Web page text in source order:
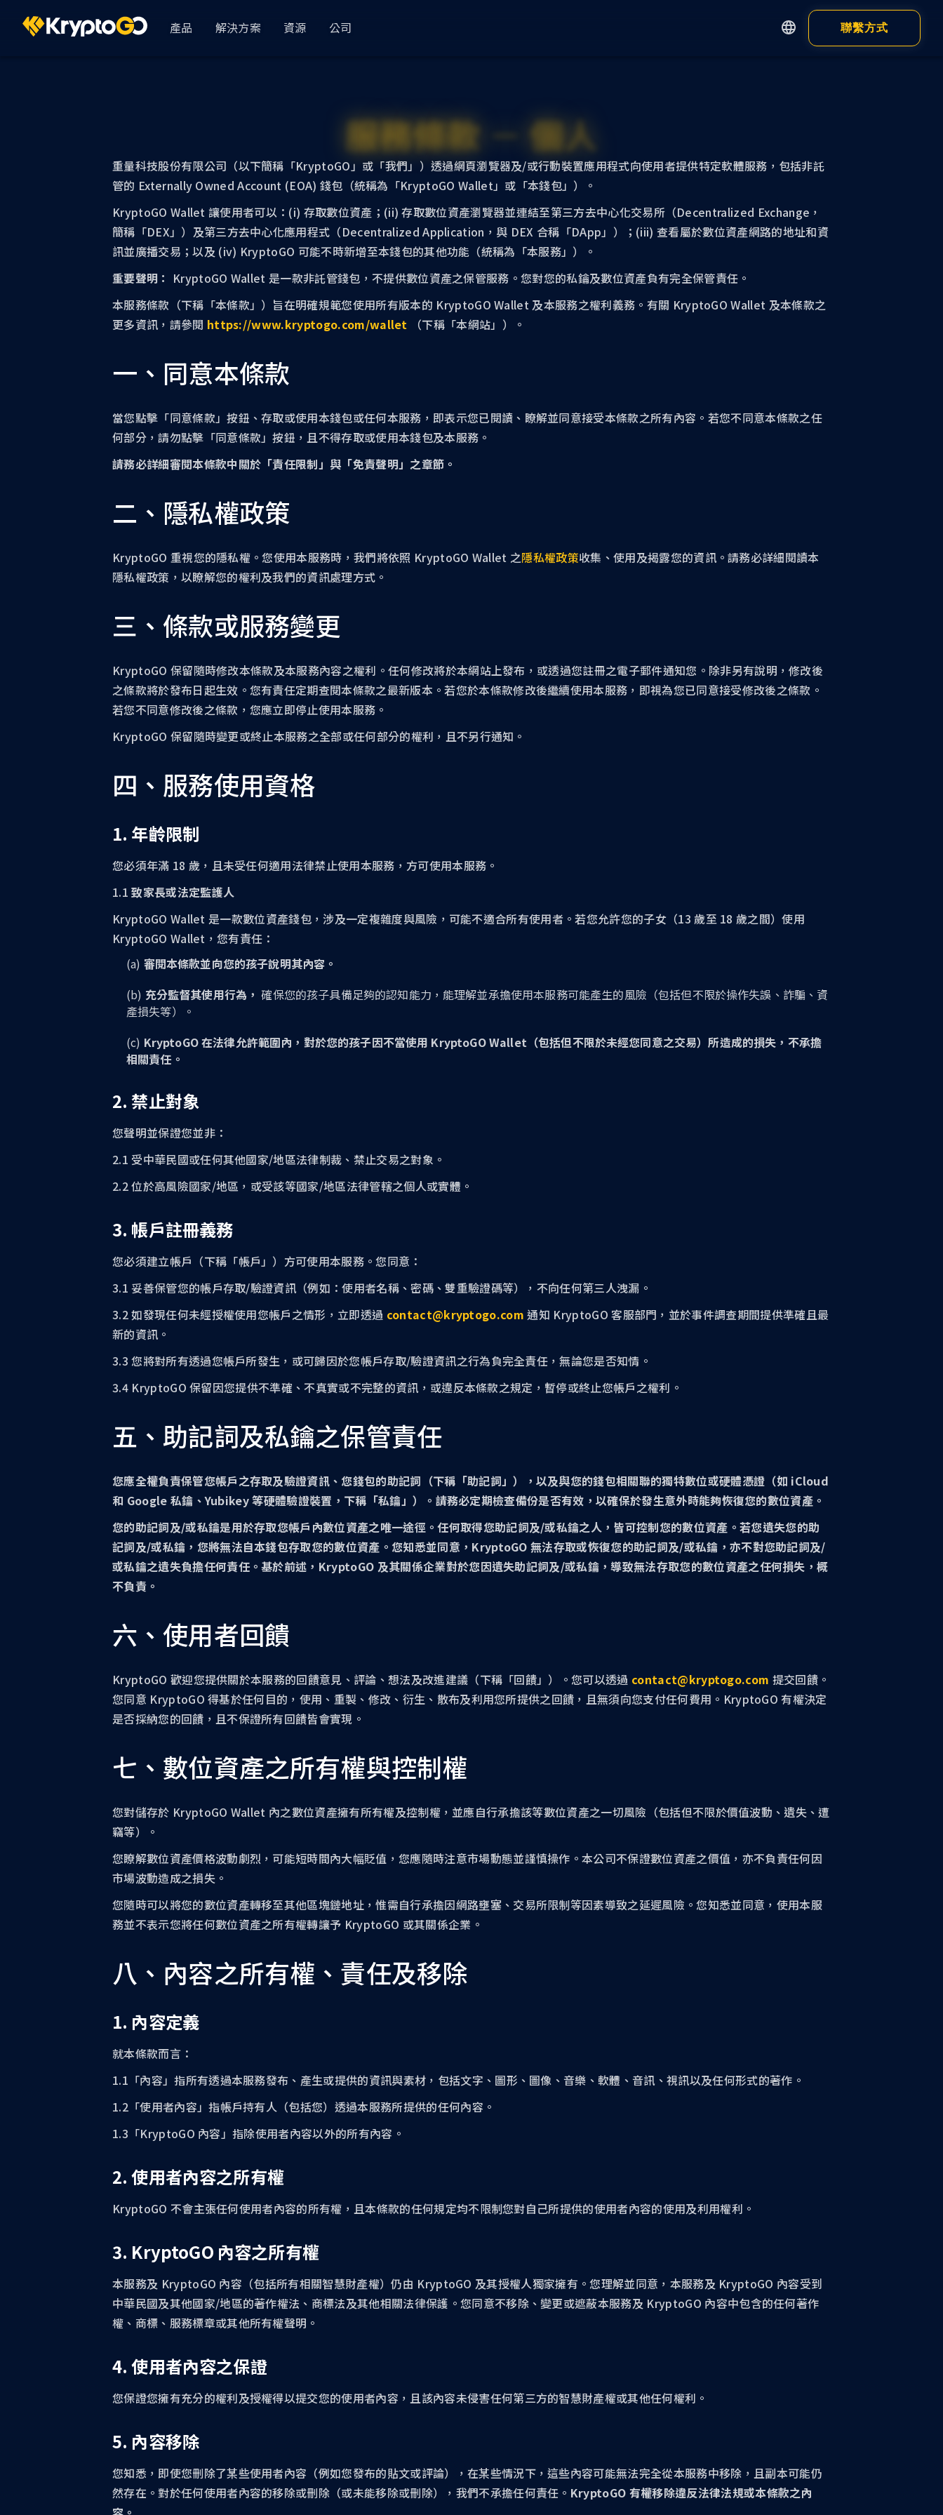
產品
AssetPro 金流管理
品牌錢包服務
錢包 SDK
錢包 API
代幣分析
NFT
NFT 發行工具
合規進階版
合規輕量版
合規模組 API
KYC 網站工具
解決方案
DeFi
Web3 金流管理
Web3 商城
顯示全部
資源
部落格
文件
媒體
狀態
更新日誌
KryptoGO 錢包
藍圖
支援中心
公司
關於我們
合作夥伴
最新消息
客戶
隱私權
使用條款（企業）
使用條款（個人）
聯繫方式
服務條款 － 個人
重量科技股份有限公司（以下簡稱「KryptoGO」或「我們」）透過網頁瀏覽器及/或行動裝置應用程式向使用者提供特定軟體服務，包括非託
管的 Externally Owned Account (EOA) 錢包（統稱為「KryptoGO Wallet」或「本錢包」）。
KryptoGO Wallet 讓使用者可以：(i) 存取數位資產；(ii) 存取數位資產瀏覽器並連結至第三方去中心化交易所（Decentralized Exchange，
簡稱「DEX」）及第三方去中心化應用程式（Decentralized Application，與 DEX 合稱「DApp」）；(iii) 查看屬於數位資產網路的地址和資
訊並廣播交易；以及 (iv) KryptoGO 可能不時新增至本錢包的其他功能（統稱為「本服務」）。
重要聲明： KryptoGO Wallet 是一款非託管錢包，不提供數位資產之保管服務。您對您的私鑰及數位資產負有完全保管責任。
本服務條款（下稱「本條款」）旨在明確規範您使用所有版本的 KryptoGO Wallet 及本服務之權利義務。有關 KryptoGO Wallet 及本條款之
更多資訊，請參閱 https://www.kryptogo.com/wallet （下稱「本網站」）。
一、同意本條款
當您點擊「同意條款」按鈕、存取或使用本錢包或任何本服務，即表示您已閱讀、瞭解並同意接受本條款之所有內容。若您不同意本條款之任
何部分，請勿點擊「同意條款」按鈕，且不得存取或使用本錢包及本服務。
請務必詳細審閱本條款中關於「責任限制」與「免責聲明」之章節。
二、隱私權政策
KryptoGO 重視您的隱私權。您使用本服務時，我們將依照 KryptoGO Wallet 之隱私權政策收集、使用及揭露您的資訊。請務必詳細閱讀本
隱私權政策，以瞭解您的權利及我們的資訊處理方式。
三、條款或服務變更
KryptoGO 保留隨時修改本條款及本服務內容之權利。任何修改將於本網站上發布，或透過您註冊之電子郵件通知您。除非另有說明，修改後
之條款將於發布日起生效。您有責任定期查閱本條款之最新版本。若您於本條款修改後繼續使用本服務，即視為您已同意接受修改後之條款。
若您不同意修改後之條款，您應立即停止使用本服務。
KryptoGO 保留隨時變更或終止本服務之全部或任何部分的權利，且不另行通知。
四、服務使用資格
1. 年齡限制
您必須年滿 18 歲，且未受任何適用法律禁止使用本服務，方可使用本服務。
1.1致家長或法定監護人
KryptoGO Wallet 是一款數位資產錢包，涉及一定複雜度與風險，可能不適合所有使用者。若您允許您的子女（13 歲至 18 歲之間）使用
KryptoGO Wallet，您有責任：
審閱本條款並向您的孩子說明其內容。
充分監督其使用行為， 確保您的孩子具備足夠的認知能力，能理解並承擔使用本服務可能產生的風險（包括但不限於操作失誤、詐騙、資
產損失等）。
KryptoGO 在法律允許範圍內，對於您的孩子因不當使用 KryptoGO Wallet（包括但不限於未經您同意之交易）所造成的損失，不承擔
相關責任。
2. 禁止對象
您聲明並保證您並非：
2.1 受中華民國或任何其他國家/地區法律制裁、禁止交易之對象。
2.2 位於高風險國家/地區，或受該等國家/地區法律管轄之個人或實體。
3. 帳戶註冊義務
您必須建立帳戶（下稱「帳戶」）方可使用本服務。您同意：
3.1 妥善保管您的帳戶存取/驗證資訊（例如：使用者名稱、密碼、雙重驗證碼等），不向任何第三人洩漏。
3.2 如發現任何未經授權使用您帳戶之情形，立即透過 contact@kryptogo.com 通知 KryptoGO 客服部門，並於事件調查期間提供準確且最
新的資訊。
3.3 您將對所有透過您帳戶所發生，或可歸因於您帳戶存取/驗證資訊之行為負完全責任，無論您是否知情。
3.4 KryptoGO 保留因您提供不準確、不真實或不完整的資訊，或違反本條款之規定，暫停或終止您帳戶之權利。
五、助記詞及私鑰之保管責任
您應全權負責保管您帳戶之存取及驗證資訊、您錢包的助記詞（下稱「助記詞」），以及與您的錢包相關聯的獨特數位或硬體憑證（如 iCloud
和 Google 私鑰、Yubikey 等硬體驗證裝置，下稱「私鑰」）。請務必定期檢查備份是否有效，以確保於發生意外時能夠恢復您的數位資產。
您的助記詞及/或私鑰是用於存取您帳戶內數位資產之唯一途徑。任何取得您助記詞及/或私鑰之人，皆可控制您的數位資產。若您遺失您的助
記詞及/或私鑰，您將無法自本錢包存取您的數位資產。您知悉並同意，KryptoGO 無法存取或恢復您的助記詞及/或私鑰，亦不對您助記詞及/
或私鑰之遺失負擔任何責任。基於前述，KryptoGO 及其關係企業對於您因遺失助記詞及/或私鑰，導致無法存取您的數位資產之任何損失，概
不負責。
六、使用者回饋
KryptoGO 歡迎您提供關於本服務的回饋意見、評論、想法及改進建議（下稱「回饋」）。您可以透過 contact@kryptogo.com 提交回饋。
您同意 KryptoGO 得基於任何目的，使用、重製、修改、衍生、散布及利用您所提供之回饋，且無須向您支付任何費用。KryptoGO 有權決定
是否採納您的回饋，且不保證所有回饋皆會實現。
七、數位資產之所有權與控制權
您對儲存於 KryptoGO Wallet 內之數位資產擁有所有權及控制權，並應自行承擔該等數位資產之一切風險（包括但不限於價值波動、遺失、遭
竊等）。
您瞭解數位資產價格波動劇烈，可能短時間內大幅貶值，您應隨時注意市場動態並謹慎操作。本公司不保證數位資產之價值，亦不負責任何因
市場波動造成之損失。
您隨時可以將您的數位資產轉移至其他區塊鏈地址，惟需自行承擔因網路壅塞、交易所限制等因素導致之延遲風險。您知悉並同意，使用本服
務並不表示您將任何數位資產之所有權轉讓予 KryptoGO 或其關係企業。
八、內容之所有權、責任及移除
1. 內容定義
就本條款而言：
1.1「內容」指所有透過本服務發布、產生或提供的資訊與素材，包括文字、圖形、圖像、音樂、軟體、音訊、視訊以及任何形式的著作。
1.2「使用者內容」指帳戶持有人（包括您）透過本服務所提供的任何內容。
1.3「KryptoGO 內容」指除使用者內容以外的所有內容。
2. 使用者內容之所有權
KryptoGO 不會主張任何使用者內容的所有權，且本條款的任何規定均不限制您對自己所提供的使用者內容的使用及利用權利。
3. KryptoGO 內容之所有權
本服務及 KryptoGO 內容（包括所有相關智慧財產權）仍由 KryptoGO 及其授權人獨家擁有。您理解並同意，本服務及 KryptoGO 內容受到
中華民國及其他國家/地區的著作權法、商標法及其他相關法律保護。您同意不移除、變更或遮蔽本服務及 KryptoGO 內容中包含的任何著作
權、商標、服務標章或其他所有權聲明。
4. 使用者內容之保證
您保證您擁有充分的權利及授權得以提交您的使用者內容，且該內容未侵害任何第三方的智慧財產權或其他任何權利。
5. 內容移除
您知悉，即使您刪除了某些使用者內容（例如您發布的貼文或評論），在某些情況下，這些內容可能無法完全從本服務中移除，且副本可能仍
然存在。對於任何使用者內容的移除或刪除（或未能移除或刪除），我們不承擔任何責任。 KryptoGO 有權移除違反法律法規或本條款之內